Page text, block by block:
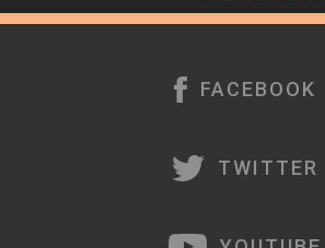
FACEBOOK
TWITTER